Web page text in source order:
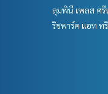
ลุมพินี เพลส ศรี
ริชพาร์ค แอท ท